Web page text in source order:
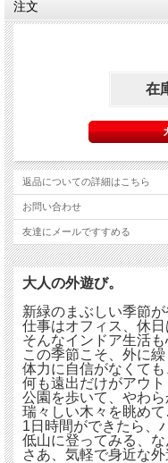
注文
在
返品についての詳細はこちら
お問い合わせ
友達にメールですすめる
大人の外遊び。
新緑のまぶしい季節が
仕事はオフィス、休日
そんなインドア生活も
この季節こそ、外に
体力に自信がなくても
何も遠出だけがアウト
公園を歩いて、やわら
瑞々しい木々を眺め
1日時間ができたら、
低山に登ってみる、な
さあ、気軽で身近な